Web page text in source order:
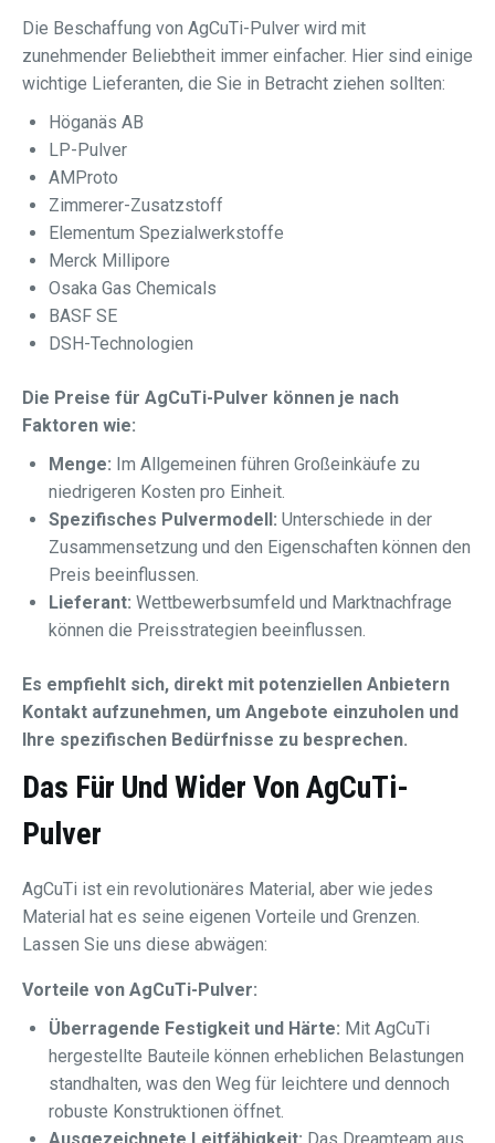
Die Beschaffung von AgCuTi-Pulver wird mit
zunehmender Beliebtheit immer einfacher. Hier sind einige
wichtige Lieferanten, die Sie in Betracht ziehen sollten:
Höganäs AB
LP-Pulver
AMProto
Zimmerer-Zusatzstoff
Elementum Spezialwerkstoffe
Merck Millipore
Osaka Gas Chemicals
BASF SE
DSH-Technologien
Die Preise für AgCuTi-Pulver können je nach
Faktoren wie:
Menge: Im Allgemeinen führen Großeinkäufe zu
niedrigeren Kosten pro Einheit.
Spezifisches Pulvermodell: Unterschiede in der
Zusammensetzung und den Eigenschaften können den
Preis beeinflussen.
Lieferant: Wettbewerbsumfeld und Marktnachfrage
können die Preisstrategien beeinflussen.
Es empfiehlt sich, direkt mit potenziellen Anbietern
Kontakt aufzunehmen, um Angebote einzuholen und
Ihre spezifischen Bedürfnisse zu besprechen.
Das Für Und Wider Von AgCuTi-
Pulver
AgCuTi ist ein revolutionäres Material, aber wie jedes
Material hat es seine eigenen Vorteile und Grenzen.
Lassen Sie uns diese abwägen:
Vorteile von AgCuTi-Pulver:
Überragende Festigkeit und Härte: Mit AgCuTi
hergestellte Bauteile können erheblichen Belastungen
standhalten, was den Weg für leichtere und dennoch
robuste Konstruktionen öffnet.